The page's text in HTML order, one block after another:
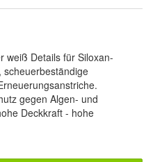
weiß Details für Siloxan-
gegen Algen- und
Deckkraft - hohe